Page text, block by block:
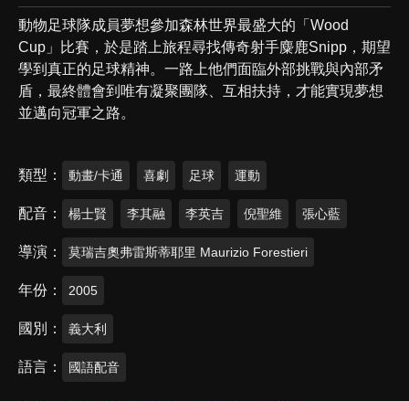
動物足球隊成員夢想參加森林世界最盛大的「Wood
Cup」比賽，於是踏上旅程尋找傳奇射手麋鹿Snipp，期望
學到真正的足球精神。一路上他們面臨外部挑戰與內部矛
盾，最終體會到唯有凝聚團隊、互相扶持，才能實現夢想
並邁向冠軍之路。
類型 動畫/卡通 喜劇 足球 運動
配音 楊士賢 李其融 李英吉 倪聖維 張心藍
導演 莫瑞吉奧弗雷斯蒂耶里 Maurizio Forestieri
年份 2005
國別 義大利
語言 國語配音